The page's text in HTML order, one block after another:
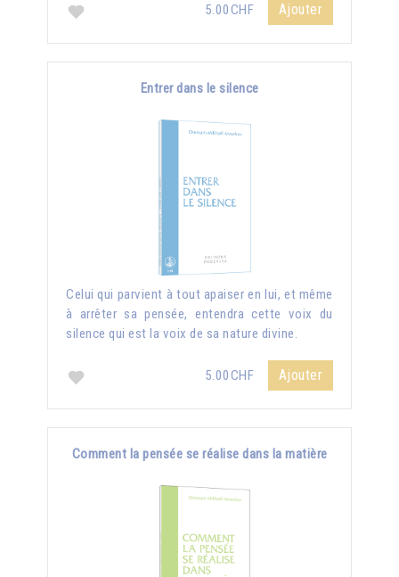
5.00CHF Ajouter
Entrer dans le silence
Celui qui parvient à tout apaiser en lui, et même
à arrêter sa pensée, entendra cette voix du
silence qui est la voix de sa nature divine.
5.00CHF Ajouter
Comment la pensée se réalise dans la matière